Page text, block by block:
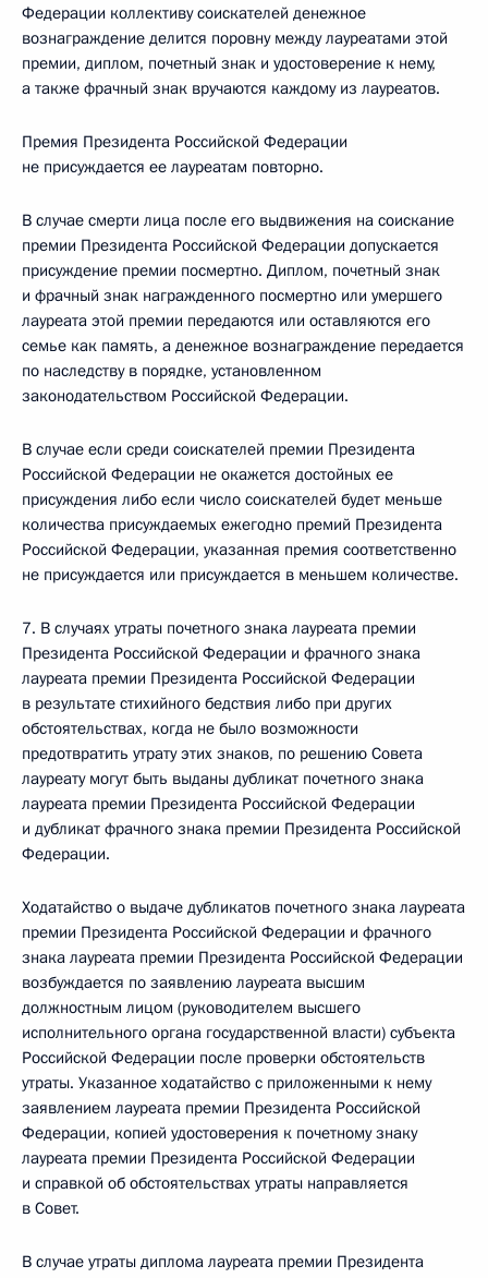
Федерации коллективу соискателей денежное
вознаграждение делится поровну между лауреатами этой
премии, диплом, почетный знак и удостоверение к нему,
а также фрачный знак вручаются каждому из лауреатов.
Премия Президента Российской Федерации
не присуждается ее лауреатам повторно.
В случае смерти лица после его выдвижения на соискание
премии Президента Российской Федерации допускается
присуждение премии посмертно. Диплом, почетный знак
и фрачный знак награжденного посмертно или умершего
лауреата этой премии передаются или оставляются его
семье как память, а денежное вознаграждение передается
по наследству в порядке, установленном
законодательством Российской Федерации.
В случае если среди соискателей премии Президента
Российской Федерации не окажется достойных ее
присуждения либо если число соискателей будет меньше
количества присуждаемых ежегодно премий Президента
Российской Федерации, указанная премия соответственно
не присуждается или присуждается в меньшем количестве.
7. В случаях утраты почетного знака лауреата премии
Президента Российской Федерации и фрачного знака
лауреата премии Президента Российской Федерации
в результате стихийного бедствия либо при других
обстоятельствах, когда не было возможности
предотвратить утрату этих знаков, по решению Совета
лауреату могут быть выданы дубликат почетного знака
лауреата премии Президента Российской Федерации
и дубликат фрачного знака премии Президента Российской
Федерации.
Ходатайство о выдаче дубликатов почетного знака лауреата
премии Президента Российской Федерации и фрачного
знака лауреата премии Президента Российской Федерации
возбуждается по заявлению лауреата высшим
должностным лицом (руководителем высшего
исполнительного органа государственной власти) субъекта
Российской Федерации после проверки обстоятельств
утраты. Указанное ходатайство с приложенными к нему
заявлением лауреата премии Президента Российской
Федерации, копией удостоверения к почетному знаку
лауреата премии Президента Российской Федерации
и справкой об обстоятельствах утраты направляется
в Совет.
В случае утраты диплома лауреата премии Президента